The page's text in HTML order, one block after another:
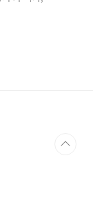
맑은 음색을
은 박력, 불꽃